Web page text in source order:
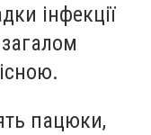
інфекції
пацюки,